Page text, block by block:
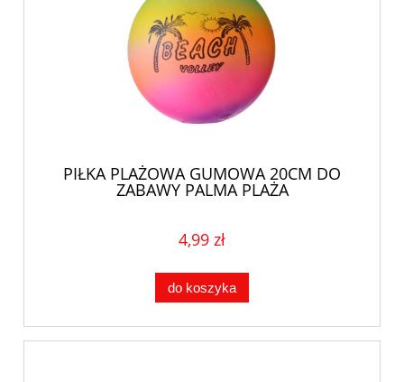
PIŁKA PLAŻOWA GUMOWA 20CM DO
ZABAWY PALMA PLAŻA
4,99 zł
do koszyka